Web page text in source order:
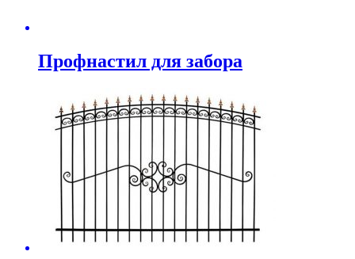
Профнастил для забора